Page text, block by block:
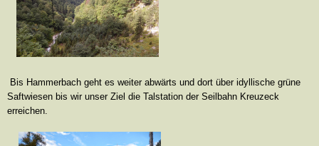
Bis Hammerbach geht es weiter abwärts und dort über idyllische grüne
Saftwiesen bis wir unser Ziel die Talstation der Seilbahn Kreuzeck
erreichen.